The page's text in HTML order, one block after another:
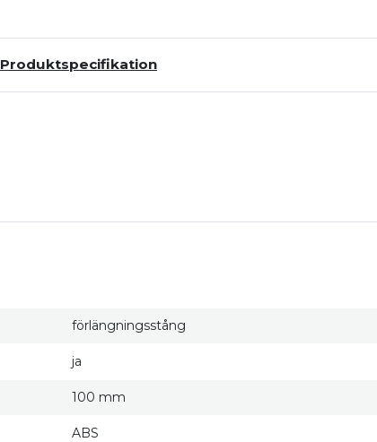
Produktspecifikation
förlängningsstång
ja
100 mm
ABS